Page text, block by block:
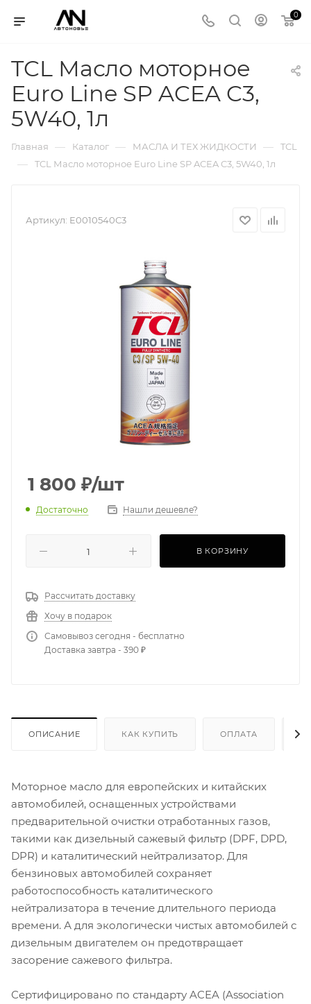
0
TCL Масло моторное
Euro Line SP ACEA C3,
5W40, 1л
Главная — Каталог — МАСЛА И ТЕХ ЖИДКОСТИ — TCL
— TCL Масло моторное Euro Line SP ACEA C3, 5W40, 1л
Артикул: E0010540C3
1 800 ₽/шт
Достаточно Нашли дешевле?
В КОРЗИНУ
Рассчитать доставку
Хочу в подарок
Самовывоз сегодня - бесплатно
Доставка завтра - 390 ₽
ОПИСАНИЕ КАК КУПИТЬ ОПЛАТА
Моторное масло для европейских и китайских
автомобилей, оснащенных устройствами
предварительной очистки отработанных газов,
такими как дизельный сажевый фильтр (DPF, DPD,
DPR) и каталитический нейтрализатор. Для
бензиновых автомобилей сохраняет
работоспособность каталитического
нейтрализатора в течение длительного периода
времени. А для экологически чистых автомобилей с
дизельным двигателем он предотвращает
засорение сажевого фильтра.
Сертифицировано по стандарту ACEA (Association